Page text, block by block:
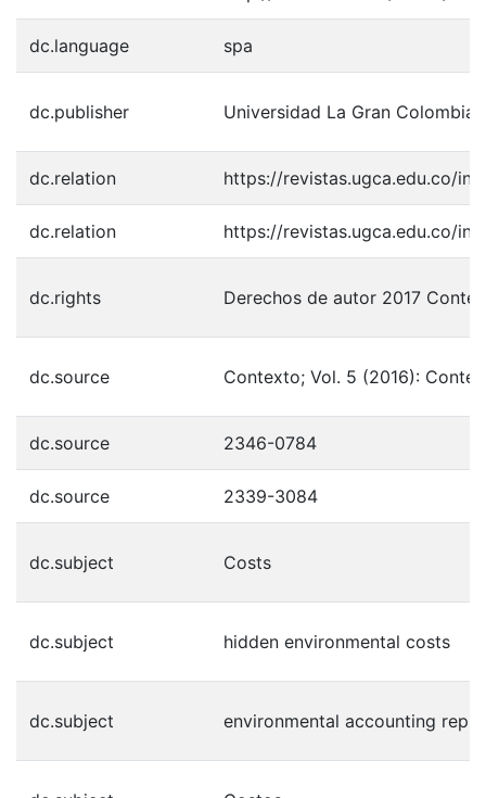
dc.language spa
dc.publisher Universidad La Gran Colombia
dc.relation https://revistas.ugca.edu.co/
dc.relation https://revistas.ugca.edu.co/
dc.rights Derechos de autor 2017
dc.source Contexto; Vol. 5 (2016):
dc.source 2346-0784
dc.source 2339-3084
dc.subject Costs
dc.subject hidden environmental costs
dc.subject environmental accounting